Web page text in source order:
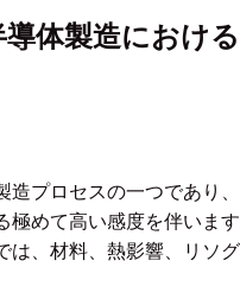
体製造におけ
造プロセスの一つであり
極めて高い感度を伴いま
は、材料、熱影響、リソ